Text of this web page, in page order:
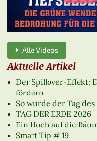
Alle Videos
Aktuelle Artikel
Der Spillover-Effekt:
fördern
So wurde der Tag
TAG DER ERDE 2026
Ein Hoch auf die
Smart Tip # 19